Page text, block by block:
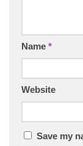
Name *
Website
Save my